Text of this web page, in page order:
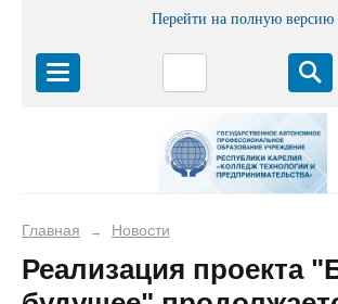
Перейти на полную версию
Главная → Новости
Реализация проекта